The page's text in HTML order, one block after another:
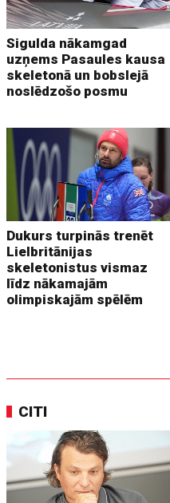
Sigulda nākamgad
uzņems Pasaules kausa
skeletonā un bobslejā
noslēdzošo posmu
Dukurs turpinās trenēt
Lielbritānijas
skeletonistus vismaz
līdz nākamajām
olimpiskajām spēlēm
CITI